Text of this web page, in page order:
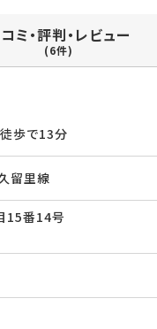
ミ・評判・レビュー
(6件)
徒歩で13分
留里線
15番14号